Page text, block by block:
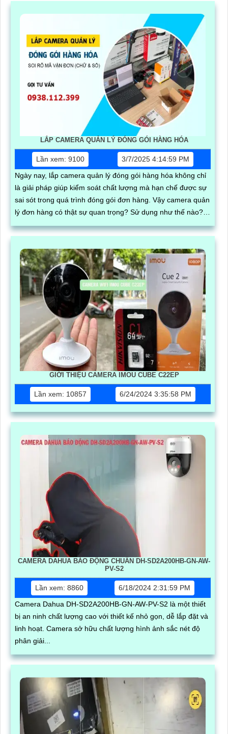
LẮP CAMERA QUẢN LÝ ĐÓNG GÓI HÀNG HÓA
Lần xem: 9100
3/7/2025 4:14:59 PM
Ngày nay, lắp camera quản lý đóng gói hàng hóa không chỉ
là giải pháp giúp kiểm soát chất lượng mà hạn chế được sự
sai sót trong quá trình đóng gói đơn hàng. Vậy camera quản
lý đơn hàng có thật sự quan trọng? Sử dụng như thế nào?
Chi phí lắp đặt ra sao? Mời bạn cùng xem qua bài viết dưới
đây nhe·
GIỚI THIỆU CAMERA IMOU CUBE C22EP
Lần xem: 10857 6/24/2024 3:35:58 PM
CAMERA DAHUA BÁO ĐỘNG CHUẨN DH-SD2A200HB-GN-AW-
PV-S2
Lần xem: 8860
6/18/2024 2:31:59 PM
Camera Dahua DH-SD2A200HB-GN-AW-PV-S2 là một thiết
bị an ninh chất lượng cao với thiết kế nhỏ gọn, dễ lắp đặt và
linh hoạt. Camera sở hữu chất lượng hình ảnh sắc nét độ
phân giải...